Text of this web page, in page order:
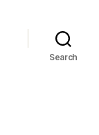
Search